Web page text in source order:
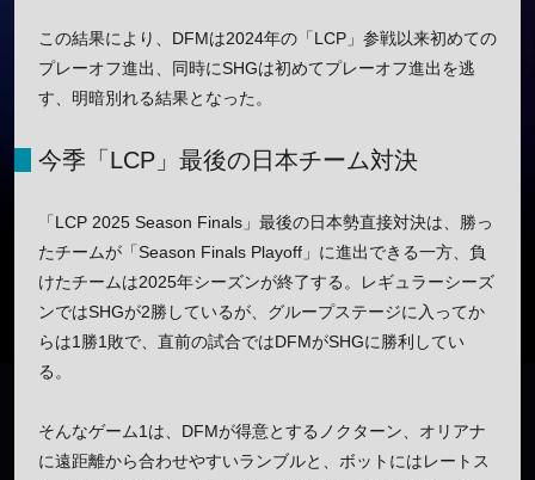
この結果により、DFMは2024年の「LCP」参戦以来初めての
プレーオフ進出、同時にSHGは初めてプレーオフ進出を逃
す、明暗別れる結果となった。
今季「LCP」最後の日本チーム対決
「LCP 2025 Season Finals」最後の日本勢直接対決は、勝っ
たチームが「Season Finals Playoff」に進出できる一方、負
けたチームは2025年シーズンが終了する。レギュラーシーズ
ンではSHGが2勝しているが、グループステージに入ってか
らは1勝1敗で、直前の試合ではDFMがSHGに勝利してい
る。
そんなゲーム1は、DFMが得意とするノクターン、オリアナ
に遠距離から合わせやすいランブルと、ボットにはレートス